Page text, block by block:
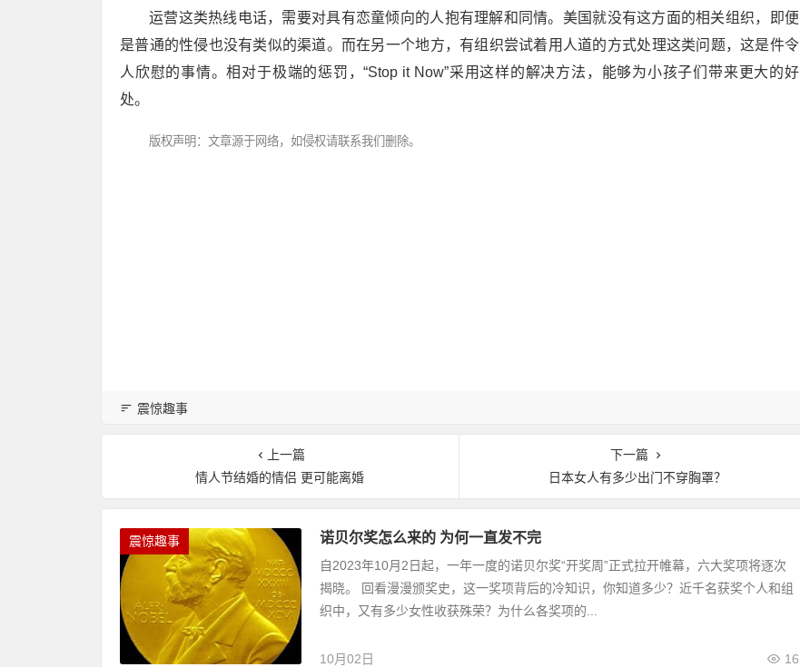
运营这类热线电话，需要对具有恋童倾向的人抱有理解和同情。美国就没有这方面的相关组织，即便
是普通的性侵也没有类似的渠道。而在另一个地方，有组织尝试着用人道的方式处理这类问题，这是件令
人欣慰的事情。相对于极端的惩罚，“Stop it Now”采用这样的解决方法，能够为小孩子们带来更大的好
处。
版权声明：文章源于网络，如侵权请联系我们删除。
震惊趣事
上一篇
情人节结婚的情侣 更可能离婚
下一篇
日本女人有多少出门不穿胸罩？
震惊趣事 诺贝尔奖怎么来的 为何一直发不完
自2023年10月2日起，一年一度的诺贝尔奖“开奖周”正式拉开帷幕，六大奖项将逐次
揭晓。 回看漫漫颁奖史，这一奖项背后的冷知识，你知道多少？近千名获奖个人和组
织中，又有多少女性收获殊荣？为什么各奖项的...
10月02日 16